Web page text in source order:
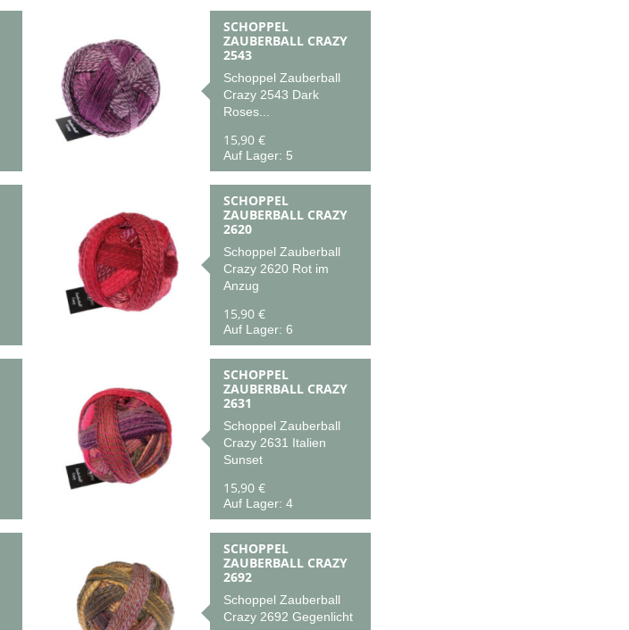
SCHOPPEL
ZAUBERBALL CRAZY
2543
Schoppel Zauberball
Crazy 2543 Dark
Roses...
15,90 €
Auf Lager: 5
SCHOPPEL
ZAUBERBALL CRAZY
2620
Schoppel Zauberball
Crazy 2620 Rot im
Anzug
15,90 €
Auf Lager: 6
SCHOPPEL
ZAUBERBALL CRAZY
2631
Schoppel Zauberball
Crazy 2631 Italien
Sunset
15,90 €
Auf Lager: 4
SCHOPPEL
ZAUBERBALL CRAZY
2692
Schoppel Zauberball
Crazy 2692 Gegenlicht